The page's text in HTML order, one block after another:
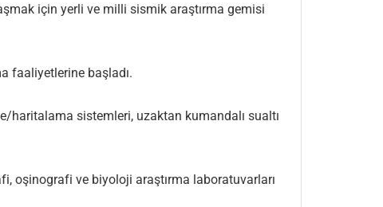
için yerli ve milli sismik araştırma gemisi
faaliyetlerine başladı.
haritalama sistemleri, uzaktan kumandalı sualtı
oşinografi ve biyoloji araştırma laboratuvarları